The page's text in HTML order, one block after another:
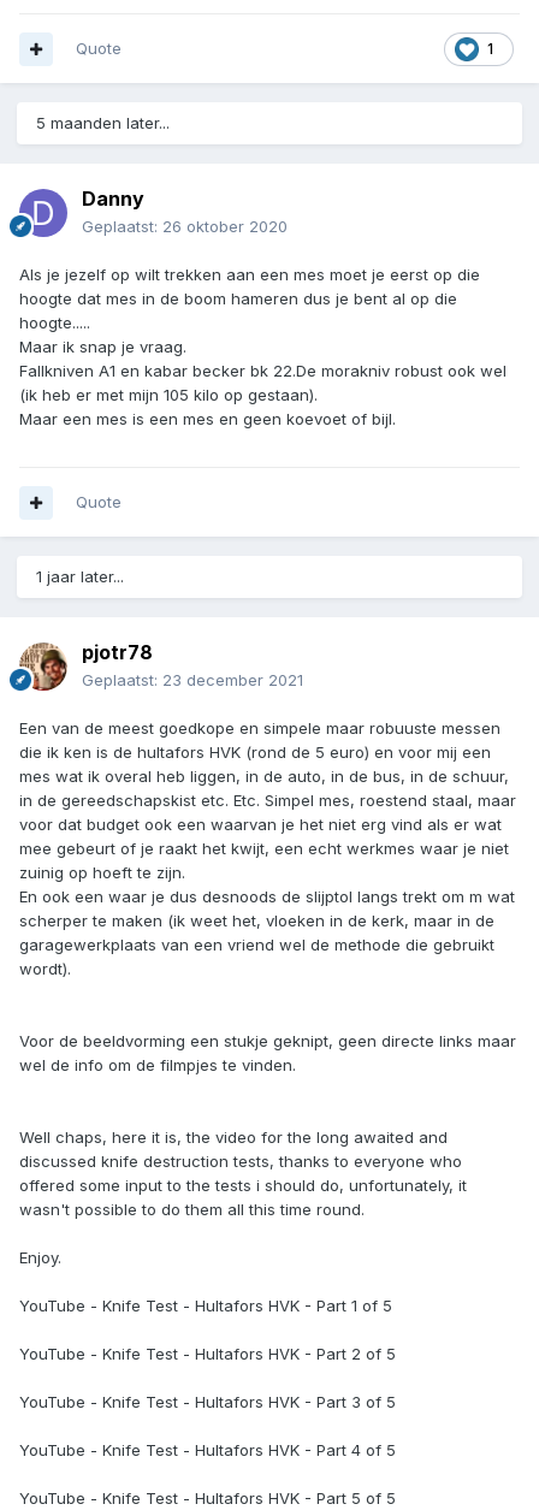
1
Quote
5 maanden later...
Danny
Geplaatst: 26 oktober 2020
Als je jezelf op wilt trekken aan een mes moet je eerst op die
hoogte dat mes in de boom hameren dus je bent al op die
hoogte.....
Maar ik snap je vraag.
Fallkniven A1 en kabar becker bk 22.De morakniv robust ook wel
(ik heb er met mijn 105 kilo op gestaan).
Maar een mes is een mes en geen koevoet of bijl.
Quote
1 jaar later...
pjotr78
Geplaatst: 23 december 2021
Een van de meest goedkope en simpele maar robuuste messen
die ik ken is de hultafors HVK (rond de 5 euro) en voor mij een
mes wat ik overal heb liggen, in de auto, in de bus, in de schuur,
in de gereedschapskist etc. Etc. Simpel mes, roestend staal, maar
voor dat budget ook een waarvan je het niet erg vind als er wat
mee gebeurt of je raakt het kwijt, een echt werkmes waar je niet
zuinig op hoeft te zijn.
En ook een waar je dus desnoods de slijptol langs trekt om m wat
scherper te maken (ik weet het, vloeken in de kerk, maar in de
garagewerkplaats van een vriend wel de methode die gebruikt
wordt).
Voor de beeldvorming een stukje geknipt, geen directe links maar
wel de info om de filmpjes te vinden.
Well chaps, here it is, the video for the long awaited and
discussed knife destruction tests, thanks to everyone who
offered some input to the tests i should do, unfortunately, it
wasn't possible to do them all this time round.
Enjoy.
YouTube - Knife Test - Hultafors HVK - Part 1 of 5
YouTube - Knife Test - Hultafors HVK - Part 2 of 5
YouTube - Knife Test - Hultafors HVK - Part 3 of 5
YouTube - Knife Test - Hultafors HVK - Part 4 of 5
YouTube - Knife Test - Hultafors HVK - Part 5 of 5